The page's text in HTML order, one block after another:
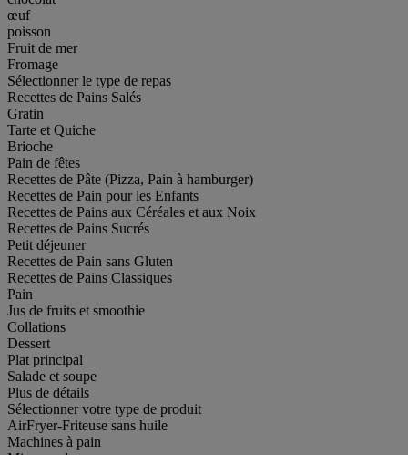
œuf
poisson
Fruit de mer
Fromage
Sélectionner le type de repas
Recettes de Pains Salés
Gratin
Tarte et Quiche
Brioche
Pain de fêtes
Recettes de Pâte (Pizza, Pain à hamburger)
Recettes de Pain pour les Enfants
Recettes de Pains aux Céréales et aux Noix
Recettes de Pains Sucrés
Petit déjeuner
Recettes de Pain sans Gluten
Recettes de Pains Classiques
Pain
Jus de fruits et smoothie
Collations
Dessert
Plat principal
Salade et soupe
Plus de détails
Sélectionner votre type de produit
AirFryer-Friteuse sans huile
Machines à pain